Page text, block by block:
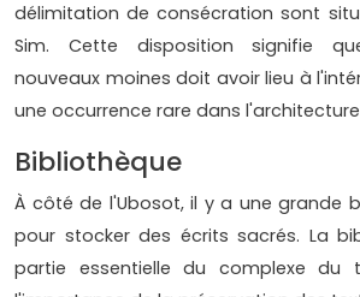
délimitation de consécration sont
Sim. Cette disposition signifie
nouveaux moines doit avoir lieu à
une occurrence rare dans
Bibliothèque
À côté de l'Ubosot, il y a une grande
pour stocker des écrits sacrés. La
partie essentielle du complexe du